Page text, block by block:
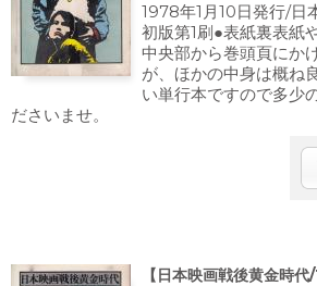
1978年1月10日発行/日
初版第1刷●表紙裏表紙
中央部から巻頭頁にか
が、ほかの中身は概ね
い単行本ですので多少
ださいませ。
【日本映画戦後黄金時代